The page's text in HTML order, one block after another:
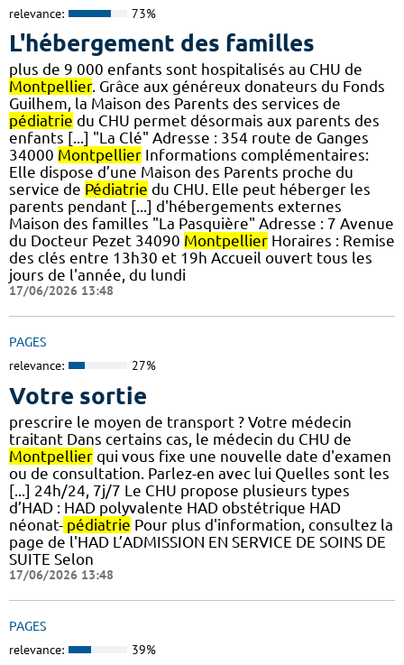
relevance: 73%
L'hébergement des familles
plus de 9 000 enfants sont hospitalisés au CHU de
Montpellier. Grâce aux généreux donateurs du Fonds
Guilhem, la Maison des Parents des services de
pédiatrie du CHU permet désormais aux parents des
enfants [...] "La Clé" Adresse : 354 route de Ganges
34000 Montpellier Informations complémentaires:
Elle dispose d’une Maison des Parents proche du
service de Pédiatrie du CHU. Elle peut héberger les
parents pendant [...] d'hébergements externes
Maison des familles "La Pasquière" Adresse : 7 Avenue
du Docteur Pezet 34090 Montpellier Horaires : Remise
des clés entre 13h30 et 19h Accueil ouvert tous les
jours de l'année, du lundi
17/06/2026 13:48
PAGES
relevance: 27%
Votre sortie
prescrire le moyen de transport ? Votre médecin
traitant Dans certains cas, le médecin du CHU de
Montpellier qui vous fixe une nouvelle date d'examen
ou de consultation. Parlez-en avec lui Quelles sont les
[...] 24h/24, 7j/7 Le CHU propose plusieurs types
d’HAD : HAD polyvalente HAD obstétrique HAD
néonat- pédiatrie Pour plus d'information, consultez la
page de l'HAD L’ADMISSION EN SERVICE DE SOINS DE
SUITE Selon
17/06/2026 13:48
PAGES
relevance: 39%